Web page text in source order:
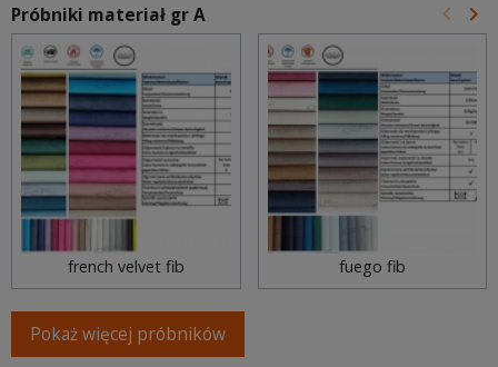
Próbniki materiał gr A keyboard_arrow_left keyboard_arrow_right
french velvet fib fuego fib
Pokaż więcej próbników